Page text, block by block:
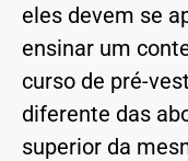
eles devem se
ensinar um
curso de pré-
diferente das
superior da